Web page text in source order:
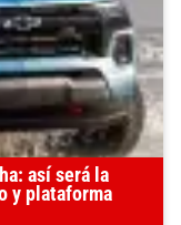
así será la
y plataforma